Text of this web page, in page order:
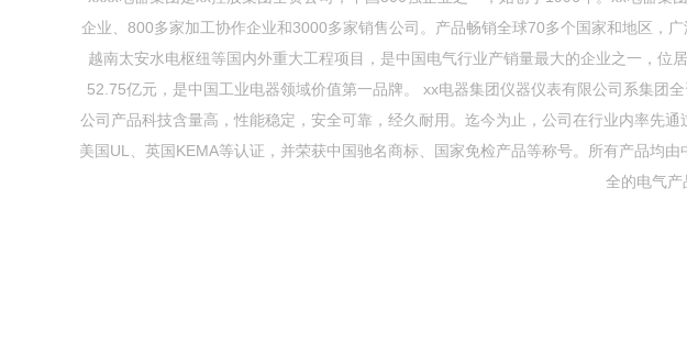
企业、800多家加工协作企业和3000多家销售公司。产品畅销全球70多个国家和地区，
越南太安水电枢纽等国内外重大工程项目，是中国电气行业产销量最大的企业之一，
52.75亿元，是中国工业电器领域价值第一品牌。 xx电器集团仪器仪表有限公司系集团
公司产品科技含量高，性能稳定，安全可靠，经久耐用。迄今为止，公司在行业内率先
美国UL、英国KEMA等认证，并荣获中国驰名商标、国家免检产品等称号。所有产品均
全的电气产